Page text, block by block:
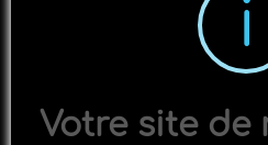
Votre site de